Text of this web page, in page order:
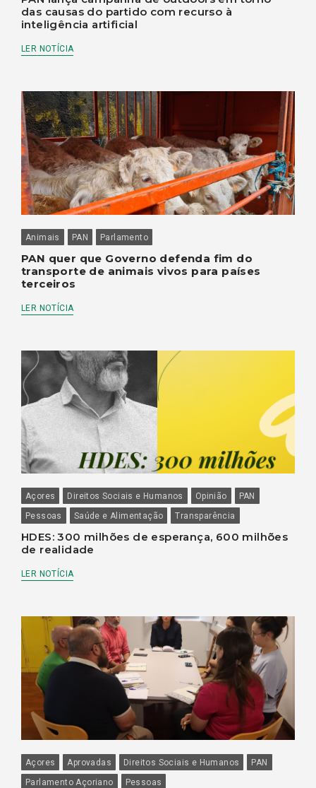
das causas do partido com recurso à
inteligência artificial
LER NOTÍCIA
Animais PAN Parlamento
PAN quer que Governo defenda fim do
transporte de animais vivos para países
terceiros
LER NOTÍCIA
Açores Direitos Sociais e Humanos Opinião
PAN
Pessoas
Saúde e Alimentação Transparência
HDES: 300 milhões de esperança, 600 milhões
de realidade
LER NOTÍCIA
Açores Aprovadas Direitos Sociais e Humanos
PAN
Parlamento Açoriano
Pessoas